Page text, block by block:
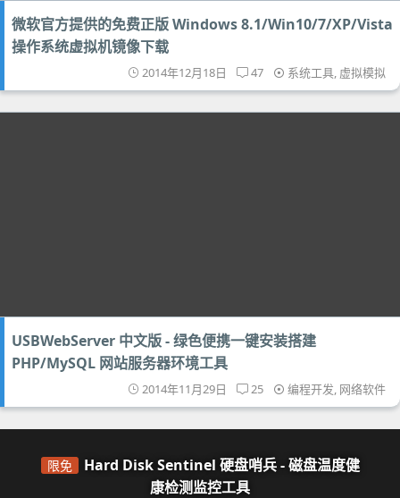
微软官方提供的免费正版 Windows 8.1/Win10/7/XP/Vista
操作系统虚拟机镜像下载
2014年12月18日 47 系统工具, 虚拟模拟
USBWebServer 中文版 - 绿色便携一键安装搭建
PHP/MySQL 网站服务器环境工具
2014年11月29日 25 编程开发, 网络软件
限免
Hard Disk Sentinel 硬盘哨兵 - 磁盘温度健
康检测监控工具